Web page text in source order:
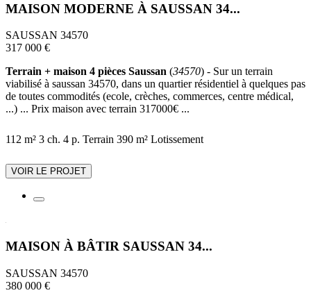
MAISON MODERNE À SAUSSAN 34...
SAUSSAN 34570
317 000 €
Terrain + maison 4 pièces Saussan (34570) - Sur un terrain
viabilisé à saussan 34570, dans un quartier résidentiel à quelques pas
de toutes commodités (ecole, crèches, commerces, centre médical,
...) ... Prix maison avec terrain 317000€ ...
112 m² 3 ch. 4 p. Terrain 390 m² Lotissement
VOIR LE PROJET
MAISON À BÂTIR SAUSSAN 34...
SAUSSAN 34570
380 000 €